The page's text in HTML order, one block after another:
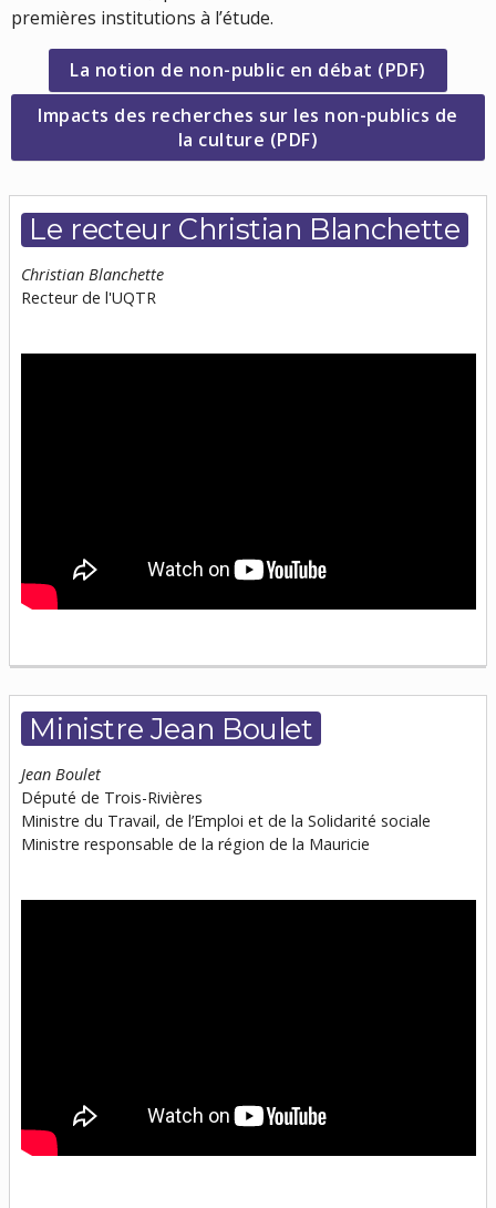
premières institutions à l’étude.
La notion de non-public en débat (PDF)
Impacts des recherches sur les non-publics de
la culture (PDF)
fenêtre)
Le recteur Christian Blanchette
Christian Blanchette
Recteur de l'UQTR
Ministre Jean Boulet
Jean Boulet
Député de Trois-Rivières
Ministre du Travail, de l’Emploi et de la Solidarité sociale
Ministre responsable de la région de la Mauricie